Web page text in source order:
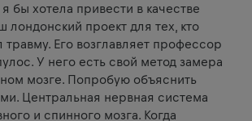
бы хотела привести в качестве
лондонский проект для тех, кто
травму. Его возглавляет профессор
У него есть свой метод замера
мозге. Попробую объяснить
Центральная нервная система
и спинного мозга. Когда